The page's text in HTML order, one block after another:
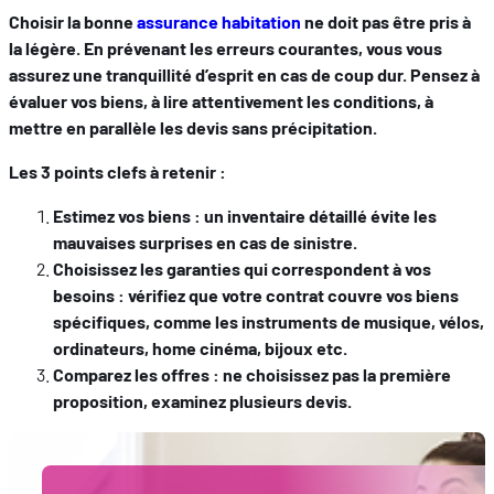
Choisir la bonneassurance habitation ne doit pas être pris à
la légère. En prévenant les erreurs courantes, vous vous
assurez une tranquillité d’esprit en cas de coup dur. Pensez à
évaluer vos biens, à lire attentivement les conditions, à
mettre en parallèle les devis sans précipitation.
Les 3 points clefs à retenir :
Estimez vos biens : un inventaire détaillé évite les
mauvaises surprises en cas de sinistre.
Choisissez les garanties qui correspondent à vos
besoins : vérifiez que votre contrat couvre vos biens
spécifiques, comme les instruments de musique, vélos,
ordinateurs, home cinéma, bijoux etc.
Comparez les offres : ne choisissez pas la première
proposition, examinez plusieurs devis.